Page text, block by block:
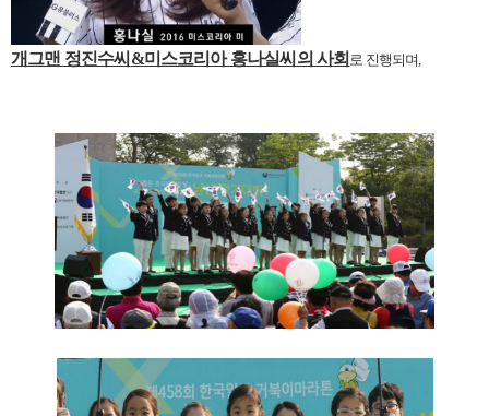
개그맨 정진수씨 &미스코리아 홍나실씨의 사회 로 진행되며